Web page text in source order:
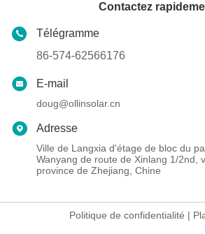
Contactez
Télégramme
86-574-62566176
E-mail
doug@ollinsolar.cn
Adresse
Ville de Langxia d'étage de bloc du
Wanyang de route de Xinlang 1/2nd,
province de Zhejiang, Chine
Politique de confidentialité |